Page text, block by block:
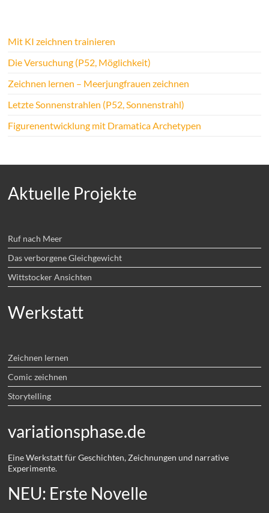
Mit KI zeichnen trainieren
Die Versuchung (P52, Möglichkeit)
Zeichnen lernen – Meerjungfrauen zeichnen
Letzte Sonnenstrahlen (P52, Sonnenstrahl)
Figurenentwicklung mit Dramatica Archetypen
Aktuelle Projekte
Ruf nach Meer
Das verborgene Gleichgewicht
Wittstocker Ansichten
Werkstatt
Zeichnen lernen
Comic zeichnen
Storytelling
variationsphase.de
Eine Werkstatt für Geschichten, Zeichnungen und narrative
Experimente.
NEU: Erste Novelle